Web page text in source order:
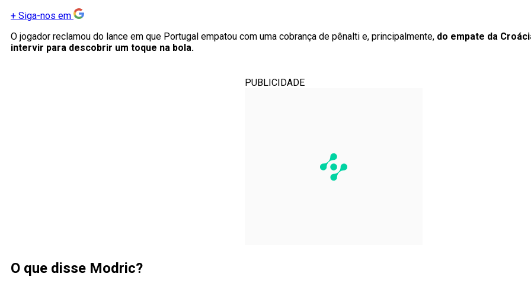
+ Siga-nos em
O jogador reclamou do lance em que Portugal empatou com uma cobrança de pênalti e, principalmente, do empate da
intervir para descobrir um toque na bola.
PUBLICIDADE
O que disse Modric?